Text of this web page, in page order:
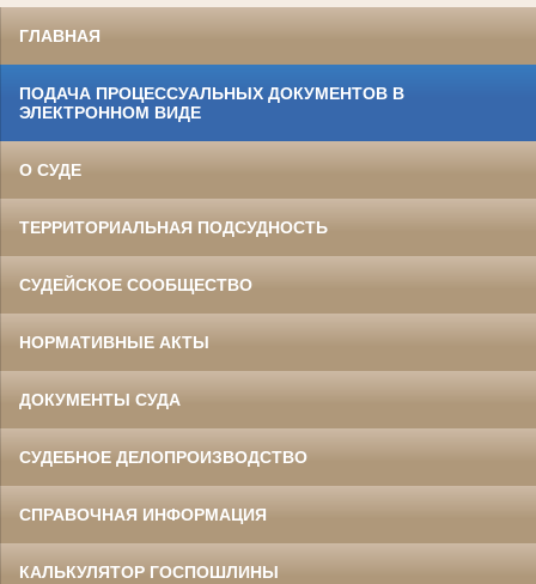
ГЛАВНАЯ
ПОДАЧА ПРОЦЕССУАЛЬНЫХ ДОКУМЕНТОВ В
ЭЛЕКТРОННОМ ВИДЕ
О СУДЕ
ТЕРРИТОРИАЛЬНАЯ ПОДСУДНОСТЬ
СУДЕЙСКОЕ СООБЩЕСТВО
НОРМАТИВНЫЕ АКТЫ
ДОКУМЕНТЫ СУДА
СУДЕБНОЕ ДЕЛОПРОИЗВОДСТВО
СПРАВОЧНАЯ ИНФОРМАЦИЯ
КАЛЬКУЛЯТОР ГОСПОШЛИНЫ